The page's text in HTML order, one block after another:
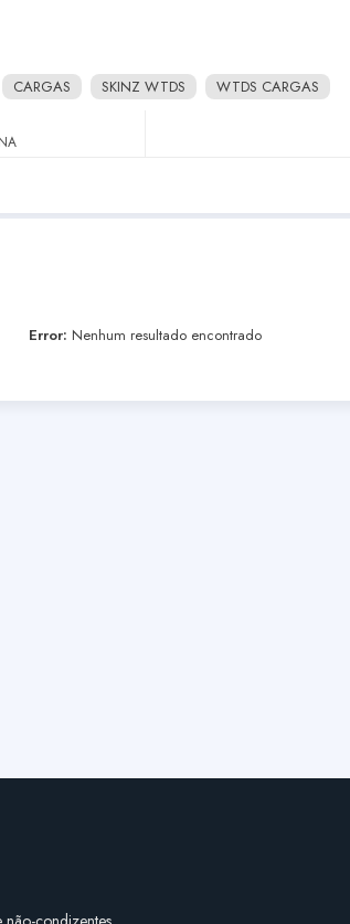
CARGAS SKINZ WTDS WTDS CARGAS
Error: Nenhum resultado encontrado